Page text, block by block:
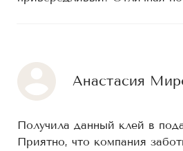
Анастасия
Получила данный клей в
Приятно, что компания